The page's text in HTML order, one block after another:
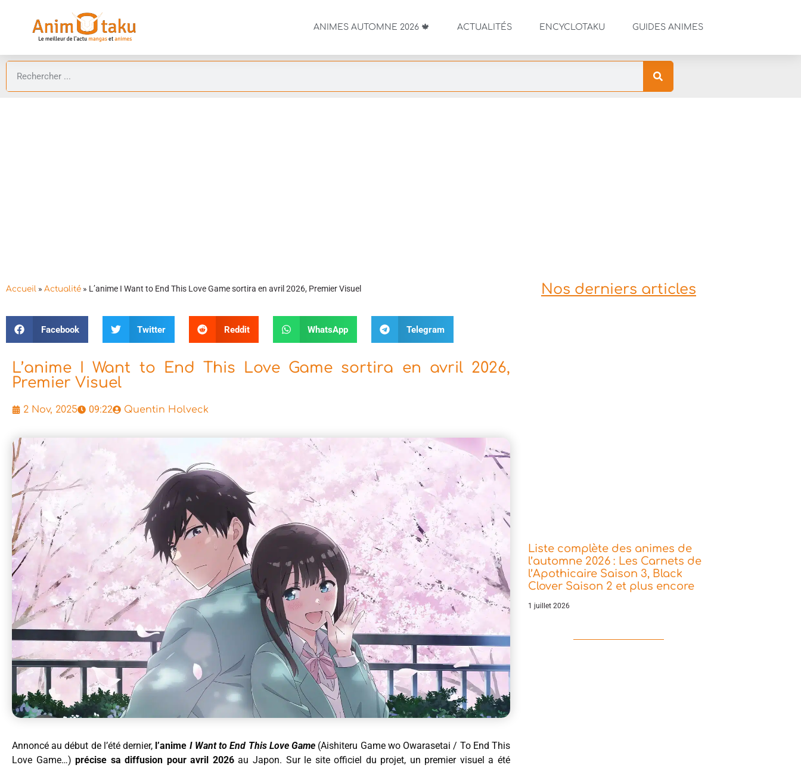
ANIMES AUTOMNE 2026 🍁 ACTUALITÉS ENCYCLOTAKU GUIDES ANIMES
Accueil » Actualité » L’anime I Want to End This Love Game sortira en avril 2026, Premier Visuel
Facebook Twitter Reddit WhatsApp Telegram
L’anime I Want to End This Love Game sortira en avril 2026,
Premier Visuel
2 Nov, 2025 09:22 Quentin Holveck
Annoncé au début de l’été dernier, l’anime I Want to End This Love Game (Aishiteru Game wo Owarasetai / To End This
Love Game…)précise sa diffusion pour avril 2026au Japon. Sur le site officiel du projet, un premier visuel a été
Nos derniers articles
Liste complète des animes de
l’automne 2026 : Les Carnets de
l’Apothicaire Saison 3, Black
Clover Saison 2 et plus encore
1 juillet 2026